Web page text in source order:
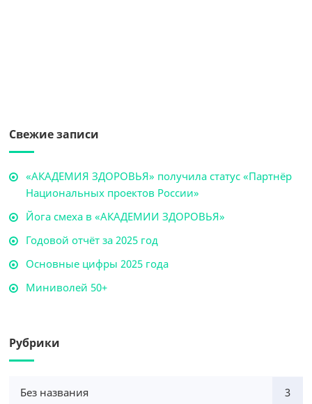
Свежие записи
«АКАДЕМИЯ ЗДОРОВЬЯ» получила статус «Партнёр
Национальных проектов России»
Йога смеха в «АКАДЕМИИ ЗДОРОВЬЯ»
Годовой отчёт за 2025 год
Основные цифры 2025 года
Миниволей 50+
Рубрики
Без названия 3